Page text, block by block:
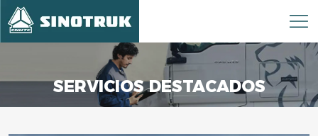
SERVICIOS DESTACADOS